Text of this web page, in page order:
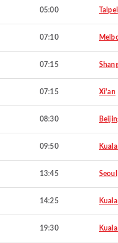
05:00 Taipei
07:10
07:15
07:15 Xi'an
08:30
09:50
13:45 Seoul
14:25
19:30